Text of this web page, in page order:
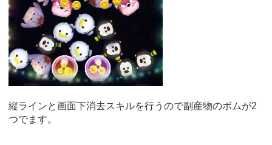
縦ラインと画面下消去スキルを行うので副産物のボムが2
つでます。